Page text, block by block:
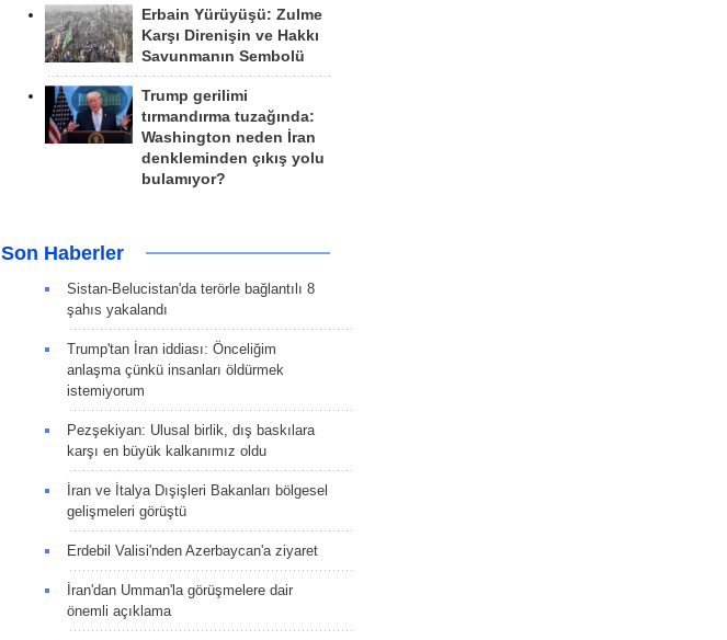
Erbain Yürüyüşü: Zulme
Karşı Direnişin ve Hakkı
Savunmanın Sembolü
Trump gerilimi
tırmandırma tuzağında:
Washington neden İran
denkleminden çıkış yolu
bulamıyor?
Son Haberler
Sistan-Belucistan'da terörle bağlantılı 8
şahıs yakalandı
Trump'tan İran iddiası: Önceliğim
anlaşma çünkü insanları öldürmek
istemiyorum
Pezşekiyan: Ulusal birlik, dış baskılara
karşı en büyük kalkanımız oldu
İran ve İtalya Dışişleri Bakanları bölgesel
gelişmeleri görüştü
Erdebil Valisi'nden Azerbaycan'a ziyaret
İran'dan Umman'la görüşmelere dair
önemli açıklama